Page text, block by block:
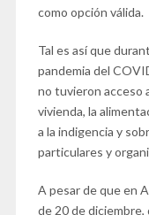
como opción válida.
Tal es así que
pandemia del
no tuvieron acceso
vivienda, la
a la indigencia y
particulares y
A pesar de que en
de 20 de